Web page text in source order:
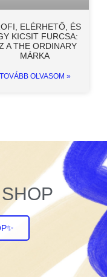
ELÉRHETŐ, ÉS
KICSIT FURCSA:
A THE ORDINARY
MÁRKA
TOVÁBB OLVASOM »